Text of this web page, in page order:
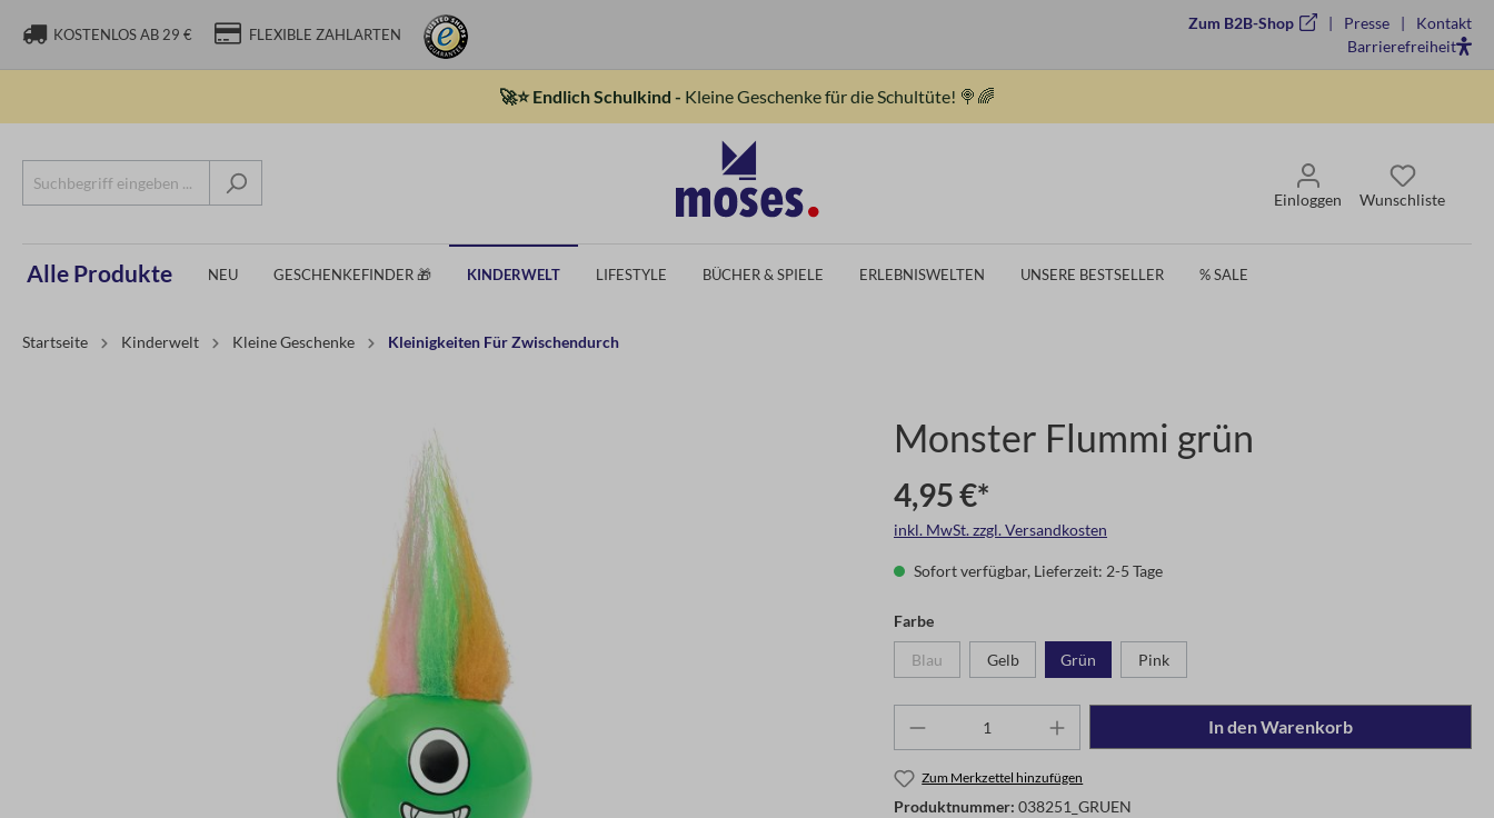
KOSTENLOS AB 29 € FLEXIBLE ZAHLARTEN
Zum B2B-Shop Presse
Kontakt
Barrierefreiheit
🚀⭐ Endlich Schulkind - Kleine Geschenke für die Schultüte! 🍭🌈
Einloggen Wunschliste
Alle Produkte NEU GESCHENKEFINDER 🎁 KINDERWELT LIFESTYLE BÜCHER & SPIELE ERLEBNISWELTEN UNSERE BESTSELLER % SALE
Startseite Kinderwelt Kleine Geschenke Kleinigkeiten Für Zwischendurch
Monster Flummi grün
4,95 €*
inkl. MwSt. zzgl. Versandkosten
Sofort verfügbar, Lieferzeit: 2-5 Tage
Farbe
Blau Gelb Grün Pink
In den Warenkorb
Zum Merkzettel hinzufügen
Produktnummer: 038251_GRUEN